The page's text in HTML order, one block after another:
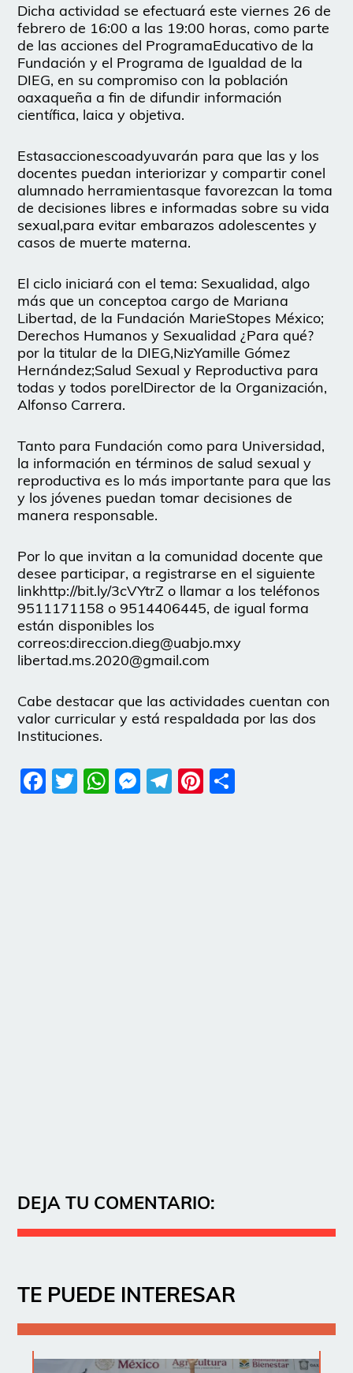
Dicha actividad se efectuará este viernes 26 de
febrero de 16:00 a las 19:00 horas, como parte
de las acciones del ProgramaEducativo de la
Fundación y el Programa de Igualdad de la
DIEG, en su compromiso con la población
oaxaqueña a fin de difundir información
científica, laica y objetiva.
Estasaccionescoadyuvarán para que las y los
docentes puedan interiorizar y compartir conel
alumnado herramientasque favorezcan la toma
de decisiones libres e informadas sobre su vida
sexual,para evitar embarazos adolescentes y
casos de muerte materna.
El ciclo iniciará con el tema: Sexualidad, algo
más que un conceptoa cargo de Mariana
Libertad, de la Fundación MarieStopes México;
Derechos Humanos y Sexualidad ¿Para qué?
por la titular de la DIEG,NizYamille Gómez
Hernández;Salud Sexual y Reproductiva para
todas y todos porelDirector de la Organización,
Alfonso Carrera.
Tanto para Fundación como para Universidad,
la información en términos de salud sexual y
reproductiva es lo más importante para que las
y los jóvenes puedan tomar decisiones de
manera responsable.
Por lo que invitan a la comunidad docente que
desee participar, a registrarse en el siguiente
linkhttp://bit.ly/3cVYtrZ o llamar a los teléfonos
9511171158 o 9514406445, de igual forma
están disponibles los
correos:direccion.dieg@uabjo.mxy
libertad.ms.2020@gmail.com
Cabe destacar que las actividades cuentan con
valor curricular y está respaldada por las dos
Instituciones.
Facebook
Twitter
WhatsApp
Messenger
Telegram
Pinterest
DEJA TU COMENTARIO:
TE PUEDE INTERESAR